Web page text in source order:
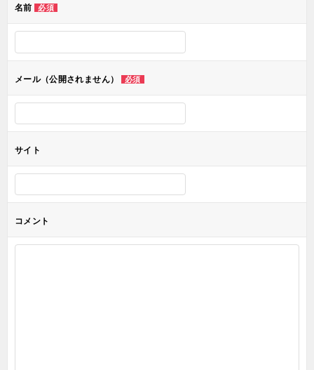
ー
ン
名前 必須
メール（公開されません） 必須
サイト
コメント